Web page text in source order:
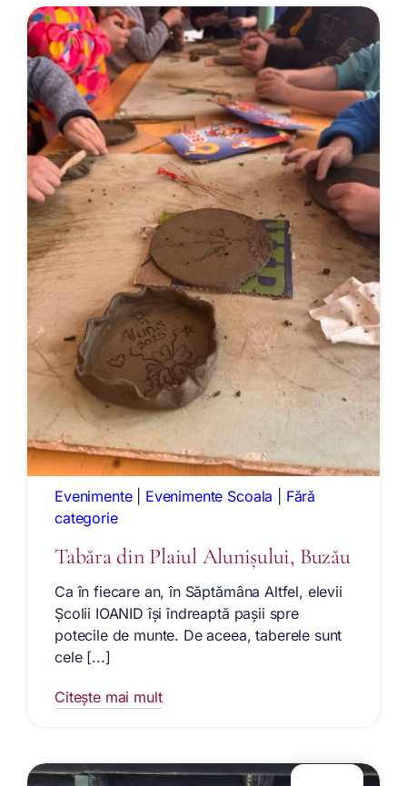
Evenimente| Evenimente Scoala
Fără
categorie
Tabăra din Plaiul Alunișului, Buzău
Ca în fiecare an, în Săptămâna Altfel, elevii
Școlii IOANID își îndreaptă pașii spre
potecile de munte. De aceea, taberele sunt
cele [...]
Citește mai mult